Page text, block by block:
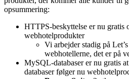
opsummering:
HTTPS-beskyttelse er nu gratis
webhotelprodukter
Vi arbejder stadig på
webhotellerne, det er på
MySQL-databaser er nu gratis
databaser følger nu